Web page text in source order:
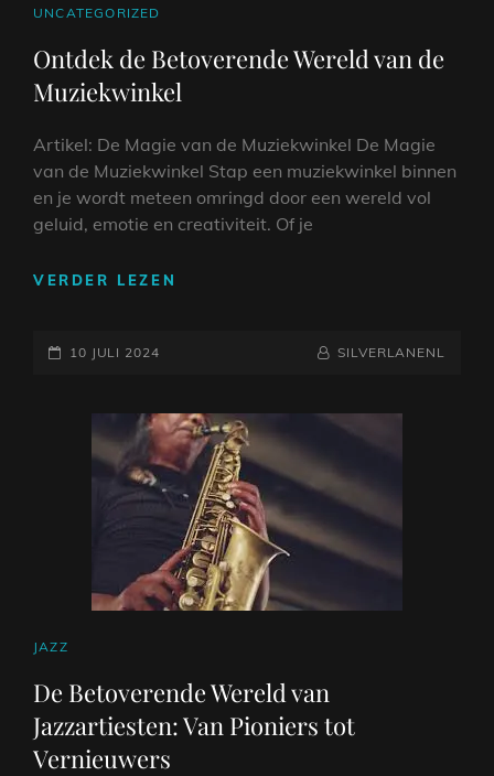
CAT
UNCATEGORIZED
Ontdek de Betoverende Wereld van de
Muziekwinkel
Artikel: De Magie van de Muziekwinkel De Magie
van de Muziekwinkel Stap een muziekwinkel binnen
en je wordt meteen omringd door een wereld vol
geluid, emotie en creativiteit. Of je
VERDER LEZEN
MUZIEKWINKEL
GEPLAATST
10 JULI 2024 NAAMREGEL
BYLINE
SILVERLANENL
CAT
JAZZ
De Betoverende Wereld van
Jazzartiesten: Van Pioniers tot
Vernieuwers